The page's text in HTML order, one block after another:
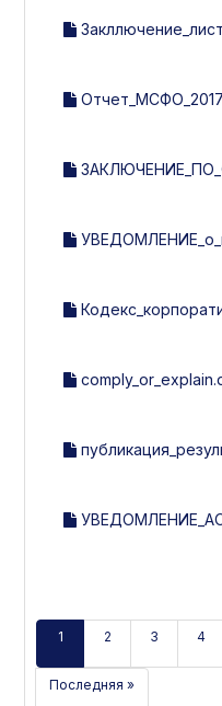
1 2 3 4
Последняя »